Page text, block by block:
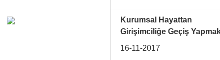
Kurumsal Hayattan
Girişimciliğe Geçiş
16-11-2017